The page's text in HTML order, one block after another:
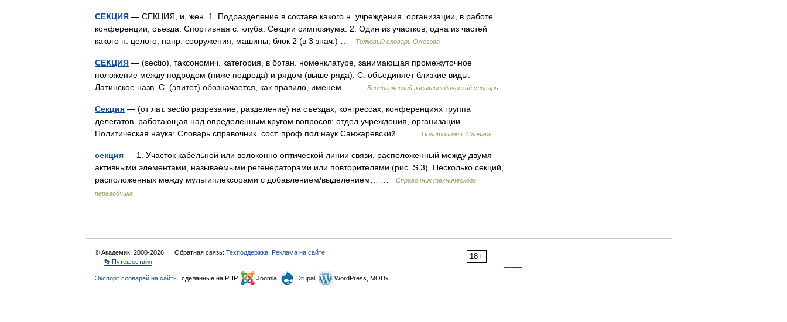
СЕКЦИЯ — СЕКЦИЯ, и, жен. 1. Подразделение в составе какого н. учреждения, организации, в работе
конференции, съезда. Спортивная с. клуба. Секции симпозиума. 2. Один из участков, одна из частей
какого н. целого, напр. сооружения, машины, блок 2 (в 3 знач.) …
Толковый словарь Ожегова
СЕКЦИЯ — (sectio), таксономич. категория, в ботан. номенклатуре, занимающая промежуточное
положение между подродом (ниже подрода) и рядом (выше ряда). С. объединяет близкие виды.
Латинское назв. С. (эпитет) обозначается, как правило, именем… …
Биологический энциклопедический словарь
Секция — (от лат. sectio разрезание, разделение) на съездах, конгрессах, конференциях группа
делегатов, работающая над определенным кругом вопросов; отдел учреждения, организации.
Политическая наука: Словарь справочник. сост. проф пол наук Санжаревский… …
Политология. Словарь.
секция — 1. Участок кабельной или волоконно оптической линии связи, расположенный между двумя
активными элементами, называемыми регенераторами или повторителями (рис. S 3). Несколько секций,
расположенных между мультиплексорами с добавлением/выделением… …
Справочник технического
переводчика
18+
© Академик, 2000-2026 Обратная связь: Техподдержка Реклама на сайте
👣 Путешествия
Экспорт словарей на сайты , сделанные на PHP, Joomla, Drupal, WordPress, MODx.